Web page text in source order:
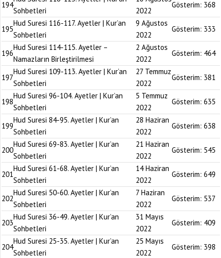
194
Sohbetleri
2022
Gösterim: 368
195
Hud Suresi 116-117. Ayetler | Kur’an
Sohbetleri
9 Ağustos
2022
Gösterim: 333
196
Hud Suresi 114-115. Ayetler –
Namazların Birleştirilmesi
2 Ağustos
2022
Gösterim: 464
197
Hud Suresi 109-113. Ayetler | Kur’an
Sohbetleri
27 Temmuz
2022
Gösterim: 381
198
Hud Suresi 96-104. Ayetler | Kur’an
Sohbetleri
5 Temmuz
2022
Gösterim: 635
199
Hud Suresi 84-95. Ayetler | Kur’an
Sohbetleri
28 Haziran
2022
Gösterim: 638
200
Hud Suresi 69-83. Ayetler | Kur’an
Sohbetleri
21 Haziran
2022
Gösterim: 545
201
Hud Suresi 61-68. Ayetler | Kur’an
Sohbetleri
14 Haziran
2022
Gösterim: 649
202
Hud Suresi 50-60. Ayetler | Kur’an
Sohbetleri
7 Haziran
2022
Gösterim: 537
203
Hud Suresi 36-49. Ayetler | Kur’an
Sohbetleri
31 Mayıs
2022
Gösterim: 409
204
Hud Suresi 25-35. Ayetler | Kur’an
Sohbetleri
25 Mayıs
2022
Gösterim: 398